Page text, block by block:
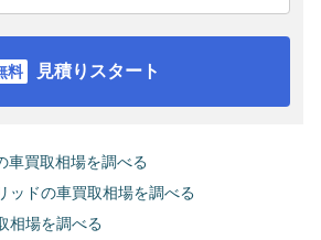
見積りスタート
車買取相場を調べる
ッドの車買取相場を調べる
相場を調べる